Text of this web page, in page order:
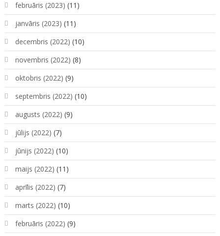
februāris (2023) (11)
janvāris (2023) (11)
decembris (2022) (10)
novembris (2022) (8)
oktobris (2022) (9)
septembris (2022) (10)
augusts (2022) (9)
jūlijs (2022) (7)
jūnijs (2022) (10)
maijs (2022) (11)
aprīlis (2022) (7)
marts (2022) (10)
februāris (2022) (9)